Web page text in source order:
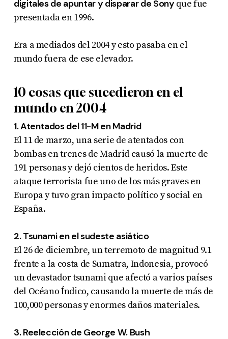
digitales de apuntar y disparar de Sony que fue
presentada en 1996.
Era a mediados del 2004 y esto pasaba en el
mundo fuera de ese elevador.
10 cosas que sucedieron en el
mundo en 2004
1. Atentados del 11-M en Madrid
El 11 de marzo, una serie de atentados con
bombas en trenes de Madrid causó la muerte de
191 personas y dejó cientos de heridos. Este
ataque terrorista fue uno de los más graves en
Europa y tuvo gran impacto político y social en
España.
2. Tsunami en el sudeste asiático
El 26 de diciembre, un terremoto de magnitud 9.1
frente a la costa de Sumatra, Indonesia, provocó
un devastador tsunami que afectó a varios países
del Océano Índico, causando la muerte de más de
100,000 personas y enormes daños materiales.
3. Reelección de George W. Bush